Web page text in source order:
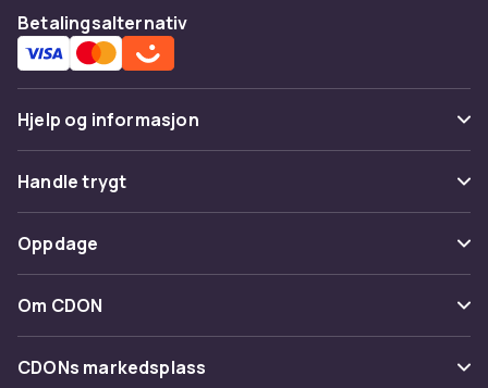
Betalingsalternativ
Hjelp og informasjon
Vanlige spørsmål
Spor pakke
Angre & returner her
Kontakt oss
Handle trygt
Betaling
Levering
Tilbakekallinger
Oppdage
Kategorier
Varemerker
Om CDON
Om oss
CDONs markedsplass